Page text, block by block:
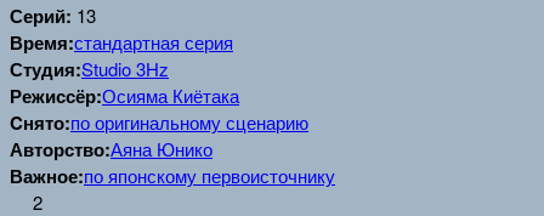
Серий: 13
Время:стандартная серия
Студия:Studio 3Hz
Режиссёр:Осияма Киётака
Cнято:по оригинальному сценарию
Авторство:Аяна Юнико
Важное:по японскому первоисточнику
2